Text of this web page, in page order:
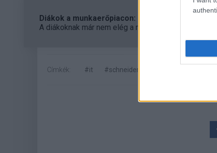
Diákok a munkaerőpiacon: Így formálják a
A diákoknak már nem elég a magas órabér,
Címkék: #it #schneider electric